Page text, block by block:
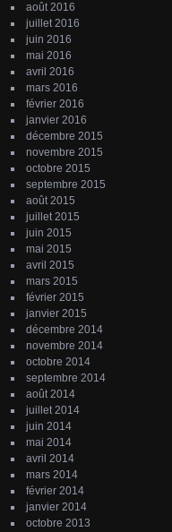
août 2016
juillet 2016
juin 2016
mai 2016
avril 2016
mars 2016
février 2016
janvier 2016
décembre 2015
novembre 2015
octobre 2015
septembre 2015
août 2015
juillet 2015
juin 2015
mai 2015
avril 2015
mars 2015
février 2015
janvier 2015
décembre 2014
novembre 2014
octobre 2014
septembre 2014
août 2014
juillet 2014
juin 2014
mai 2014
avril 2014
mars 2014
février 2014
janvier 2014
octobre 2013